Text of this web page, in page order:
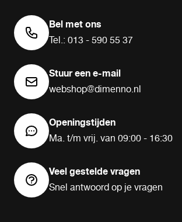
Bel met ons
Tel.: 013 - 590 55 37
Stuur een e-mail
webshop@dimenno.nl
Openingstijden
Ma. t/m vrij. van 09:00 - 16:30
Veel gestelde vragen
Snel antwoord op je vragen